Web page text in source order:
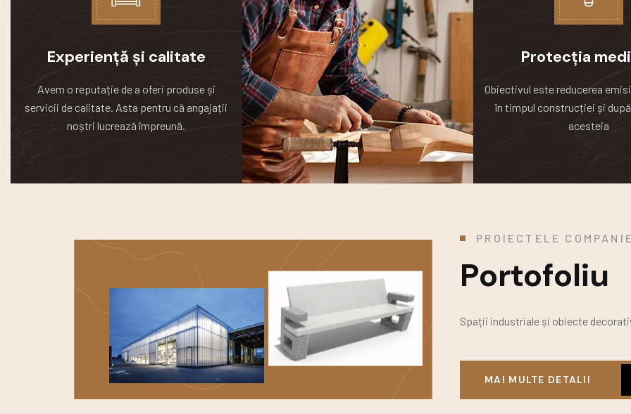
Experiență și calitate
Avem o reputație de a oferi produse și
servicii de calitate. Asta pentru că angajații
noștri lucrează împreună.
Protecția
Obiectivul este reducerea
în timpul construcției și
acesteia
PROIECTELE
Portofoliu
Spații industriale și obiecte
MAI MULTE DETALII